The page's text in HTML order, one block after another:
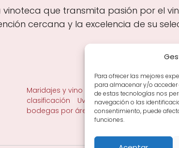
Para ofrecer las mejores
para almacenar y/o
de estas tecnologías nos
navegación o las
consentimiento, puede
funciones.
que transmita pasión por el
cercana y la excelencia de su
Maridajes y vino en la mesa Tiendas de
clasificación
Uvas y viñedo en Rioja
bodegas por área